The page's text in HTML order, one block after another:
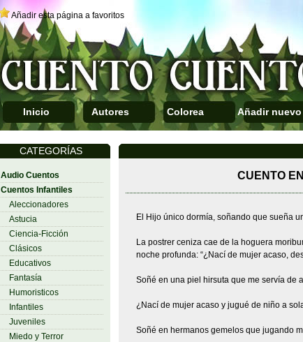
Añadir esta página a favoritos
Inicio Autores Colorea Añadir nuevo
CATEGORÍAS
Audio Cuentos
Cuentos Infantiles
Aleccionadores
Astucia
Ciencia-Ficción
Clásicos
Educativos
Fantasía
Humoristicos
Infantiles
Juveniles
Miedo y Terror
CUENTO
El Hijo único dormía, soñando que sueña
La postrer ceniza cae de la hoguera
noche profunda: “¿Nací de mujer acaso,
Soñé en una piel hirsuta que me servía de
¿Nací de mujer acaso y jugué de niño a
Soñé en hermanos gemelos que jugando